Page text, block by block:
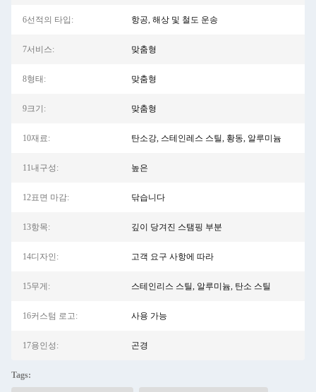
6선적의 타입: 항공, 해상 및 철도 운송
7서비스: 맞춤형
8형태: 맞춤형
9크기: 맞춤형
10재료: 탄소강, 스테인레스 스틸, 황동, 알루미늄
11내구성: 높은
12표면 마감: 닦습니다
13항목: 깊이 당겨진 스탬핑 부분
14디자인: 고객 요구 사항에 따라
15무게: 스테인리스 스틸, 알루미늄, 탄소 스틸
16커스텀 로고: 사용 가능
17용인성: 곤경
Tags: